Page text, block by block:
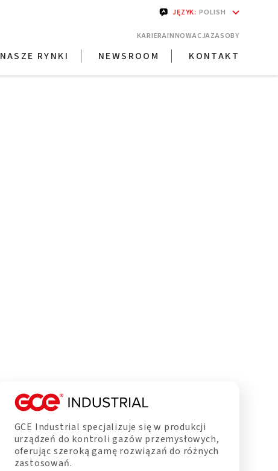
JĘZYK: POLISH
KARIERAINNOWACJAZASOBY
NASZE RYNKI NEWSROOM KONTAKT
GCE Industrial specjalizuje się w produkcji
urządzeń do kontroli gazów przemysłowych,
oferując szeroką gamę rozwiązań do różnych
zastosowań.